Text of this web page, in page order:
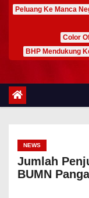
Peluang Ke Manca
Color
BHP Mendukung
NEWS
Jumlah
BUMN